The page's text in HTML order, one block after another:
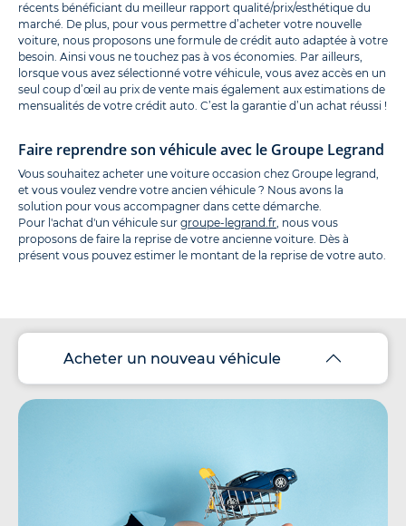
récents bénéficiant du meilleur rapport qualité/prix/esthétique du
marché. De plus, pour vous permettre d’acheter votre nouvelle
voiture, nous proposons une formule de crédit auto adaptée à votre
besoin. Ainsi vous ne touchez pas à vos économies. Par ailleurs,
lorsque vous avez sélectionné votre véhicule, vous avez accès en un
seul coup d’œil au prix de vente mais également aux estimations de
mensualités de votre crédit auto. C’est la garantie d’un achat réussi !
Faire reprendre son véhicule avec le Groupe Legrand
Vous souhaitez acheter une voiture occasion chez Groupe legrand,
et vous voulez vendre votre ancien véhicule ? Nous avons la
solution pour vous accompagner dans cette démarche.
Pour l'achat d'un véhicule sur groupe-legrand.fr, nous vous
proposons de faire la reprise de votre ancienne voiture. Dès à
présent vous pouvez estimer le montant de la reprise de votre auto.
Acheter un nouveau véhicule